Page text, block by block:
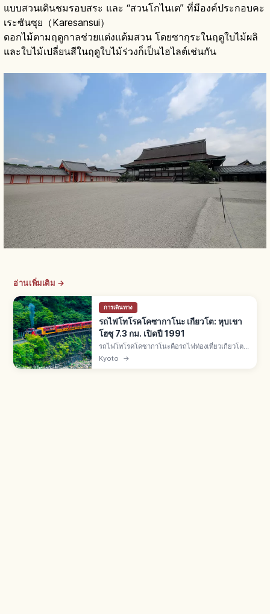
แบบสวนเดินชมรอบสระ และ “สวนโกไนเต” ที่มีองค์ประกอบคะ
เระซันซุย（Karesansui）
ดอกไม้ตามฤดูกาลช่วยแต่งแต้มสวน โดยซากุระในฤดูใบไม้ผลิ
และใบไม้เปลี่ยนสีในฤดูใบไม้ร่วงก็เป็นไฮไลต์เช่นกัน
อ่านเพิ่มเติม →
การเดินทาง
รถไฟโทโรคโคซากาโนะ เกียวโต: หุบเขา
โฮซุ 7.3 กม. เปิดปี 1991
รถไฟโทโรคโคซากาโนะคือรถไฟท่องเที่ยวเกียวโต
โทโรคโคซากะ-โทโรคโคคาเมโอกะ 7.3 กม. เปิดปี
1991 ใช้รางเก่า JR สายซันอิน มี 5 ตู้ โดยตู้ที่ 5 เปิด
Kyoto →